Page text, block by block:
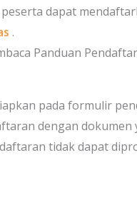
dapat
.
Panduan
pada formulir
dengan
tidak dapat